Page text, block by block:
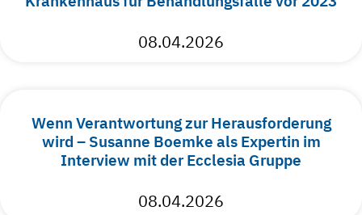
08.04.2026
Wenn Verantwortung zur Herausforderung
wird – Susanne Boemke als Expertin im
Interview mit der Ecclesia Gruppe
08.04.2026